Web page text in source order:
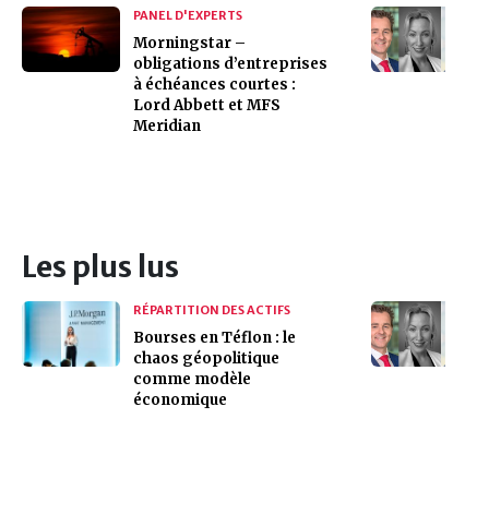
PANEL D'EXPERTS
Morningstar –
obligations d’entreprises
à échéances courtes :
Lord Abbett et MFS
Meridian
Les plus lus
RÉPARTITION DES ACTIFS
Bourses en Téflon : le
chaos géopolitique
comme modèle
économique